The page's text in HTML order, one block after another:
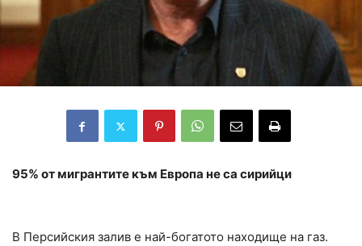
95% от мигрантите към Европа не са сирийци
В Персийския залив е най-богатото находище на газ.